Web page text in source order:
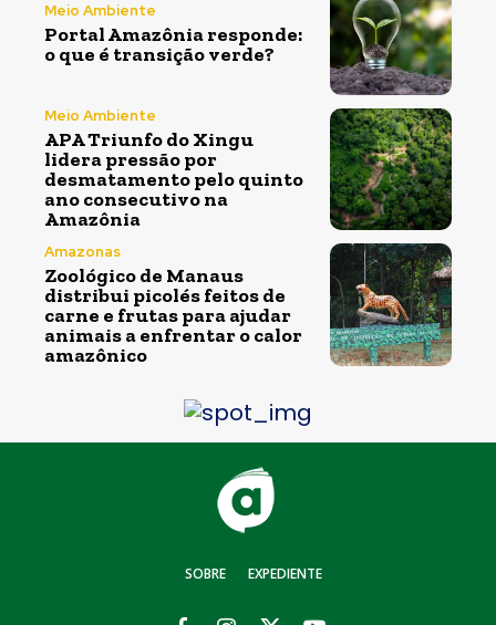
Meio Ambiente
Portal Amazônia responde:
o que é transição verde?
Meio Ambiente
APA Triunfo do Xingu
lidera pressão por
desmatamento pelo quinto
ano consecutivo na
Amazônia
Amazonas
Zoológico de Manaus
distribui picolés feitos de
carne e frutas para ajudar
animais a enfrentar o calor
amazônico
SOBRE EXPEDIENTE